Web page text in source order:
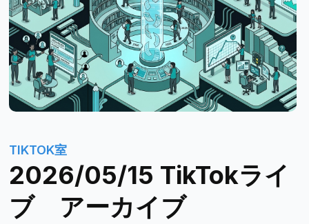
TIKTOK室
2026/05/15 TikTokライ
ブ アーカイブ